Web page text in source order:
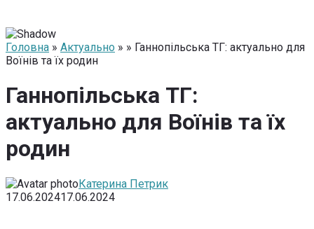
Головна » Актуально » » Ганнопільська ТГ: актуально для
Воїнів та їх родин
Ганнопільська ТГ:
актуально для Воїнів та їх
родин
Катерина Петрик
17.06.202417.06.2024